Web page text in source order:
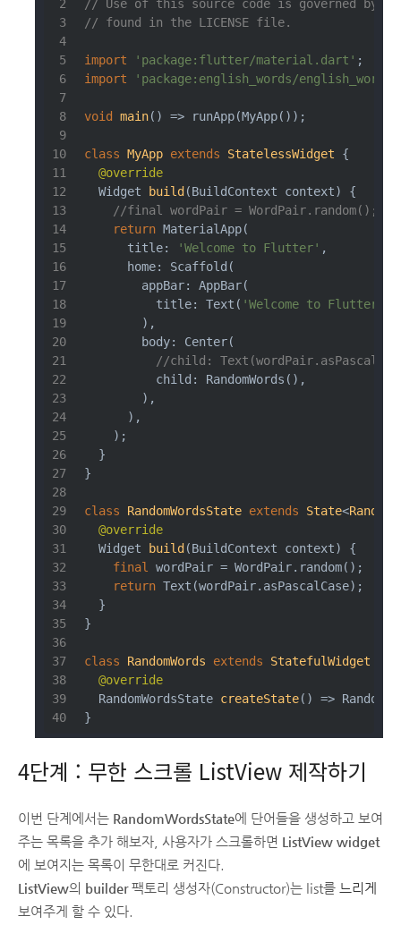
// Use of this source code is governed by a
// found in the LICENSE file.
import 'package:flutter/material.dart' ;
import
'package:english_words/
void main() => runApp(MyApp());
class MyApp extends StatelessWidget
{
@override
Widget build(BuildContext context)
{
//final wordPair = WordPair.random();
return MaterialApp(
      title:
'Welcome to Flutter' ,
      home: Scaffold(
        appBar: AppBar(
          title: Text(
'Welcome to Flutter'
        ),
        body: Center(
//child:
          child: RandomWords(),
        ),
      ),
    );
  }
}
class RandomWordsState extends State<
@override
Widget build(BuildContext context)
{
final
wordPair = WordPair.random();
return Text(wordPair.asPascalCase);
  }
}
class RandomWords extends StatefulWidget
@override
RandomWordsState createState()
=>
}
4단계 : 무한 스크롤 ListView 제작하기
이번 단계에서는 RandomWordsState에 단어들을 생성하고 보여
주는 목록을 추가 해보자, 사용자가 스크롤하면 ListView widget
에 보여지는 목록이 무한대로 커진다.
ListView의 builder팩토리 생성자(Constructor)는 list를 느리게
보여주게 할 수 있다.